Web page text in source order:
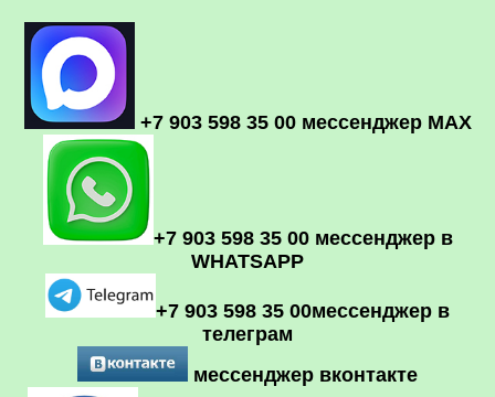
+7 903 598 35 00 мессенджер MAX
+7 903 598 35 00 мессенджер в
WHATSAPP
+7 903 598 35 00мессенджер в
телеграм
мессенджер вконтакте